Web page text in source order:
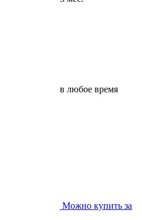
в любое время
Можно купить за